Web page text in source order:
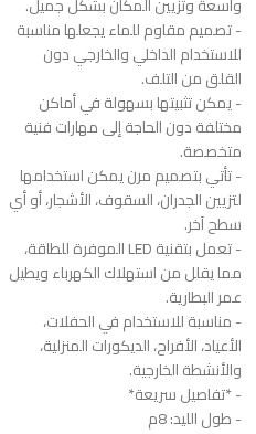
- تصميم مقاوم للماء يجعلها مناسبة
للاستخدام الداخلي والخارجي دون
القلق من التلف.
- يمكن تثبيتها بسهولة في أماكن
مختلفة دون الحاجة إلى مهارات فنية
متخصصة.
- تأتي بتصميم مرن يمكن استخدامها
لتزيين الجدران، السقوف، الأشجار، أو أي
سطح آخر.
- تعمل بتقنية LED الموفرة للطاقة،
مما يقلل من استهلاك الكهرباء ويطيل
عمر البطارية.
- مناسبة للاستخدام في الحفلات،
الأعياد، الأفراح، الديكورات المنزلية،
والأنشطة الخارجية.
- *تفاصيل سريعة*
- طول الليد: 8م